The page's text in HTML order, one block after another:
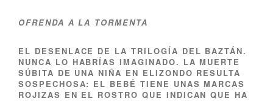
OFRENDA A LA TORMENTA
EL DESENLACE DE LA TRILOGÍA DEL BAZTÁN.
NUNCA LO HABRÍAS IMAGINADO. LA MUERTE
SÚBITA DE UNA NIÑA EN ELIZONDO RESULTA
SOSPECHOSA: EL BEBÉ TIENE UNAS MARCAS
ROJIZAS EN EL ROSTRO QUE INDICAN QUE HA